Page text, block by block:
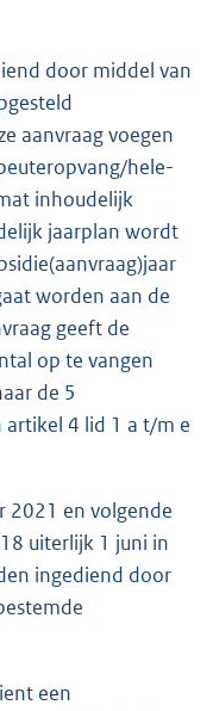
door middel van
aanvraag voegen
hele-
inhoudelijk
jaarplan wordt
worden aan de
geeft de
op te vangen
de 5
4 lid 1 a t/m e
2021 en volgende
uiterlijk 1 juni in
ingediend door
een